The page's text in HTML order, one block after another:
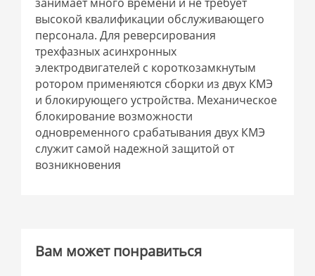
высокой квалификации обслуживающего
персонала. Для реверсирования
трехфазных асинхронных
электродвигателей с короткозамкнутым
ротором применяются сборки из двух КМЭ
и блокирующего устройства. Механическое
блокирование возможности
одновременного срабатывания двух КМЭ
служит самой надежной защитой от
возникновения
Вам может понравиться